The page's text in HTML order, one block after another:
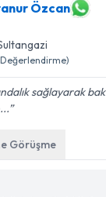
Özcan
Değerlendirme)
sağlayarak
Görüşme